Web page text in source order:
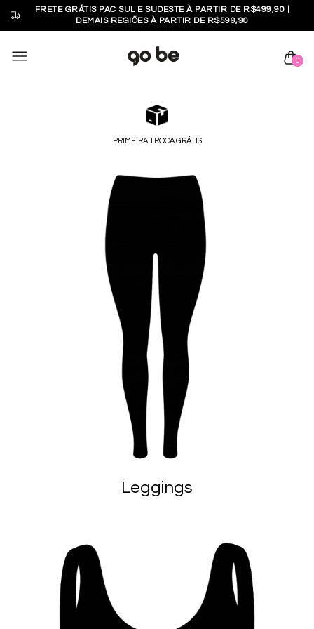
FRETE GRÁTIS PAC SUL E SUDESTE À PARTIR DE R$499,90 |
DEMAIS REGIÕES À PARTIR DE R$599,90
0
PRIMEIRA TROCA GRÁTIS
Leggings